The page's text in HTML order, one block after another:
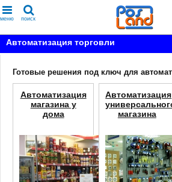
меню поиск
Автоматизация торговли
Готовые решения под ключ для
Автоматизация
магазина у
дома
Автоматизация
магазина